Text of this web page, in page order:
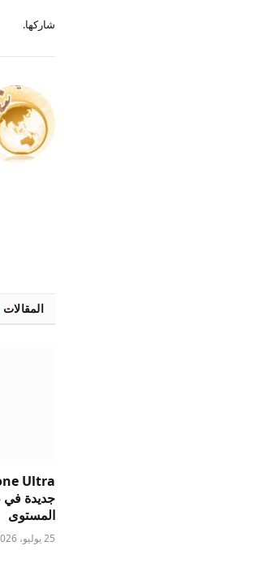
شاركها.
المقالات
المستوى
25 يوليو، 2026